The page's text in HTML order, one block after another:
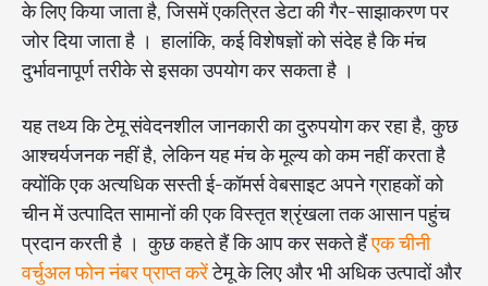
के लिए किया जाता है, जिसमें एकत्रित डेटा की गैर-साझाकरण पर
जोर दिया जाता है । हालांकि, कई विशेषज्ञों को संदेह है कि मंच
दुर्भावनापूर्ण तरीके से इसका उपयोग कर सकता है ।
यह तथ्य कि टेमू संवेदनशील जानकारी का दुरुपयोग कर रहा है, कुछ
आश्चर्यजनक नहीं है, लेकिन यह मंच के मूल्य को कम नहीं करता है
क्योंकि एक अत्यधिक सस्ती ई-कॉमर्स वेबसाइट अपने ग्राहकों को
चीन में उत्पादित सामानों की एक विस्तृत श्रृंखला तक आसान पहुंच
प्रदान करती है । कुछ कहते हैं कि आप कर सकते हैंएक चीनी
वर्चुअल फोन नंबर प्राप्त करेंटेमू के लिए और भी अधिक उत्पादों और